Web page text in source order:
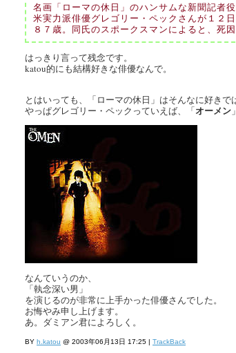
名画「ローマの休日」のハンサムな新聞記者
米実力派俳優グレゴリー・ペックさんが１２
８７歳。同氏のスポークスマンによると、死
はっきり言って残念です。
katou的にも結構好きな俳優なんで。
とはいっても、「ローマの休日」はそんなに好きで
やっぱグレゴリー・ペックっていえば、「オーメン
なんていうのか、
「執念深い男」
を演じるのが非常に上手かった俳優さんでした。
お悔やみ申し上げます。
あ。ダミアン君によろしく。
BY h.katou @ 2003年06月13日 17:25 | TrackBack